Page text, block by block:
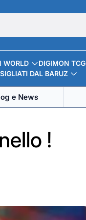
WORLD DIGIMON TCG
DAL BARUZ
e News
!